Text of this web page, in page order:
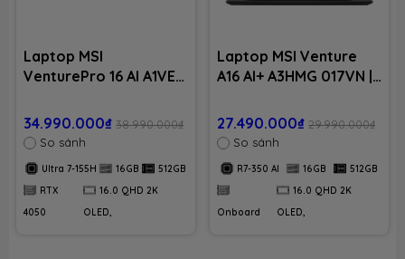
Laptop MSI
VenturePro 16 AI A1VEG
155H | RAM 16GB DDR5 |
SSD 512GB PCIe | VGA
RTX 4050 | 16.0 QHD 2K
OLED, 100% DCI-P3 &
120Hz | Win11
34.990.000₫ 38.990.000₫
So sánh
Ultra 7-155H 16GB
512GB
RTX
4050
16.0 QHD 2K
OLED,
Laptop MSI Venture
A16 AI+ A3HMG 017VN |
16GB DDR5 | SSD
512GB PCIe | VGA
Onboard | 16.0 QHD 2K
OLED, 100% DCI-P3 &
120Hz | Win11
27.490.000₫ 29.990.000₫
So sánh
R7-350 AI 16GB 512GB
Onboard
16.0 QHD 2K
OLED,